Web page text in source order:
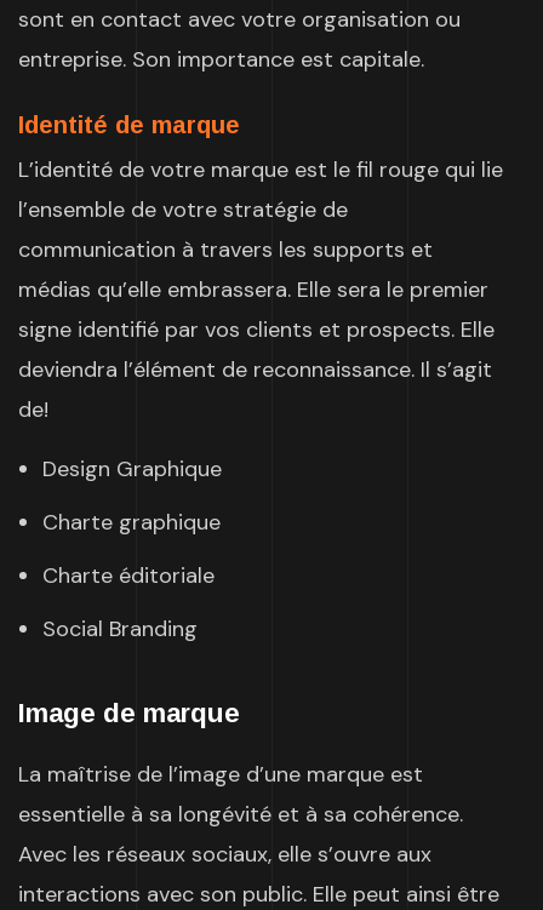
sont en contact avec votre organisation ou
entreprise. Son importance est capitale.
Identité de marque
L’identité de votre marque est le fil rouge qui lie
l’ensemble de votre stratégie de
communication à travers les supports et
médias qu’elle embrassera. Elle sera le premier
signe identifié par vos clients et prospects. Elle
deviendra l’élément de reconnaissance. Il s’agit
de!
Design Graphique
Charte graphique
Charte éditoriale
Social Branding
Image de marque
La maîtrise de l’image d’une marque est
essentielle à sa longévité et à sa cohérence.
Avec les réseaux sociaux, elle s’ouvre aux
interactions avec son public. Elle peut ainsi être